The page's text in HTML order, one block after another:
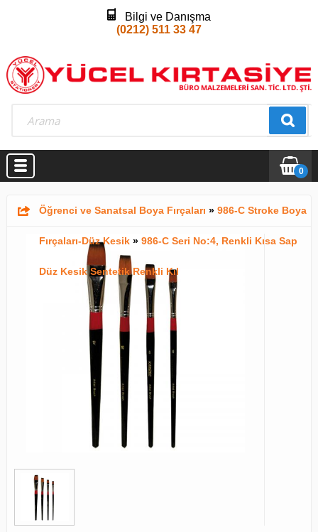
Bilgi ve Danışma
(0212) 511 33 47
0
Öğrenci ve Sanatsal Boya Fırçaları » 986-C Stroke Boya
Fırçaları-Düz Kesik» 986-C Seri No:4, Renkli Kısa Sap
Düz Kesik Sentetik Renkli Kıl